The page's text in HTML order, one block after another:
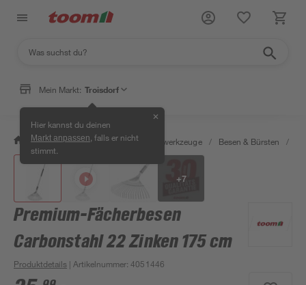
Mein Markt: Troisdorf
Hier kannst du deinen
Markt anpassen , falls er nicht
stimmt.
✕
/ Garten & Freizeit / Gartenhandwerkzeuge / Besen & Bürsten /
+7
Premium-Fächerbesen
Carbonstahl 22 Zinken 175 cm
Produktdetails | Artikelnummer:4051446